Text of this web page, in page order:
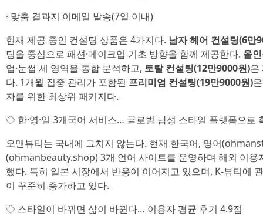
· 맞춤 결과지 이메일 발송(7일 이내)
현재 제공 중인 컨설팅 상품은 4가지다. 남자 헤어 컨설팅(6만
팅을 중심으로 패션·메이크업 기초 방향을 함께 제공한다. 올
업·눈썹 세 영역을 통합 분석하고, 토탈 컨설팅(12만9000원)은
다. 1개월 집중 관리가 포함된 프리미엄 컨설팅(19만9000원)
자를 위한 최상위 패키지다.
◇ 한·영·일 3개국어 서비스… 글로벌 남성 스타일 플랫폼으로
오맨뷰티는 국내에 그치지 않는다. 현재 한국어, 영어
(ohmanbeauty.shop) 3개 언어 사이트를 운영하며 해외 이용
했다. 특히 일본 시장에서 반응이 이어지고 있으며, K-뷰티에
이 꾸준히 증가하고 있다.
◇ 스타일이 바뀌면 삶이 바뀐다… 이용자 평균 후기 4.9점